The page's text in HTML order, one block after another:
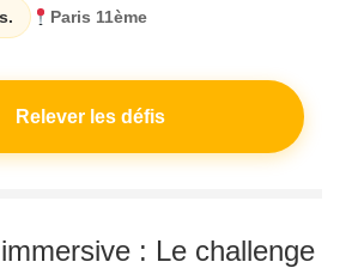
Paris 11ème
Relever les défis
: Le challenge